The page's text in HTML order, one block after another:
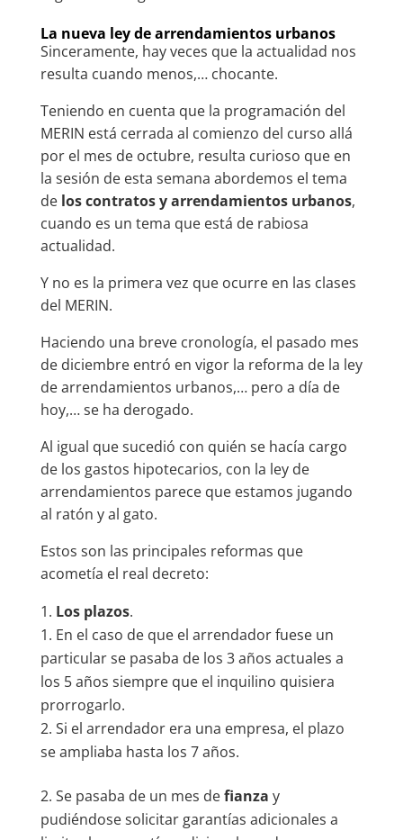
La nueva ley de arrendamientos urbanos
Sinceramente, hay veces que la actualidad nos
resulta cuando menos,… chocante.
Teniendo en cuenta que la programación del
MERIN está cerrada al comienzo del curso allá
por el mes de octubre, resulta curioso que en
la sesión de esta semana abordemos el tema
de los contratos y arrendamientos urbanos,
cuando es un tema que está de rabiosa
actualidad.
Y no es la primera vez que ocurre en las clases
del MERIN.
Haciendo una breve cronología, el pasado mes
de diciembre entró en vigor la reforma de la ley
de arrendamientos urbanos,… pero a día de
hoy,… se ha derogado.
Al igual que sucedió con quién se hacía cargo
de los gastos hipotecarios, con la ley de
arrendamientos parece que estamos jugando
al ratón y al gato.
Estos son las principales reformas que
acometía el real decreto:
Los plazos.
En el caso de que el arrendador fuese un
particular se pasaba de los 3 años actuales a
los 5 años siempre que el inquilino quisiera
prorrogarlo.
Si el arrendador era una empresa, el plazo
se ampliaba hasta los 7 años.
Se pasaba de un mes defianza y
pudiéndose solicitar garantías adicionales a